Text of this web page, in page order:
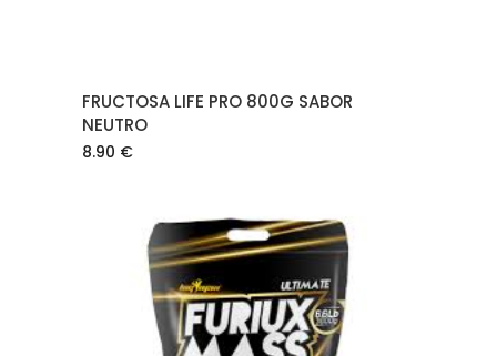
FRUCTOSA LIFE PRO 800G SABOR
NEUTRO
8.90 €